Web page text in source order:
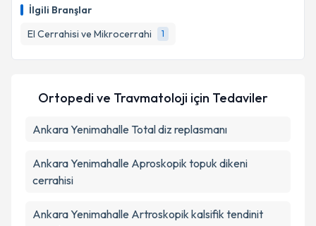
İlgili Branşlar
El Cerrahisi ve Mikrocerrahi
1
takvim hazırlandığında e-posta ile bilgilendireceğiz.
Metni'ni okudum ve kişisel verilerimin belirtilen
Ortopedi ve Travmatoloji için Tedaviler
Ankara Yenimahalle Total diz replasmanı
Ankara Yenimahalle Aproskopik topuk dikeni
cerrahisi
Ankara Yenimahalle Artroskopik kalsifik tendinit